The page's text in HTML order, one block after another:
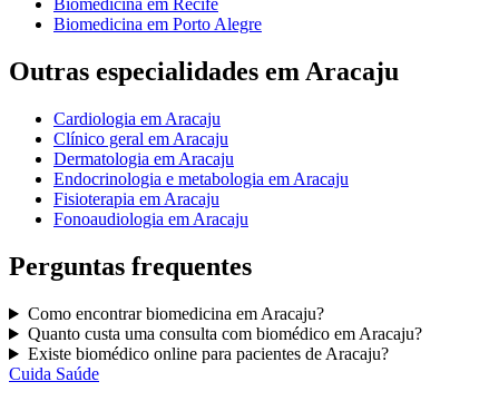
Biomedicina em Recife
Biomedicina em Porto Alegre
Outras especialidades emAracaju
Cardiologia em Aracaju
Clínico geral em Aracaju
Dermatologia em Aracaju
Endocrinologia e metabologia em Aracaju
Fisioterapia em Aracaju
Fonoaudiologia em Aracaju
Perguntas frequentes
Como encontrarbiomedicina em Aracaju?
Quanto custa uma consulta com biomédicoem Aracaju?
Existe biomédicoonline para pacientes de Aracaju?
Cuida Saúde